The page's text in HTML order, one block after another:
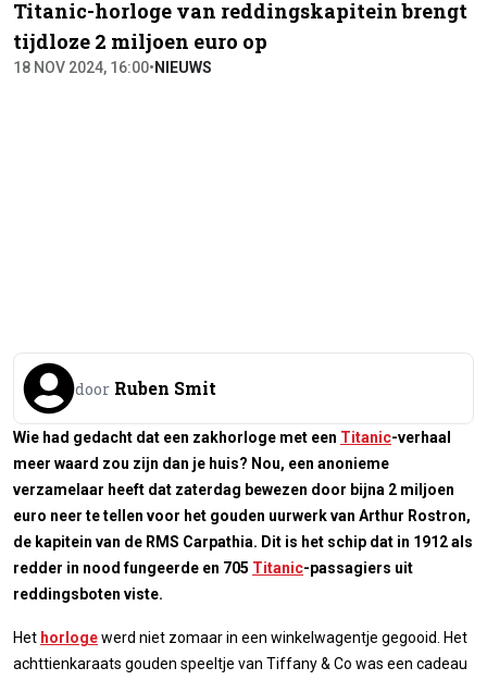
Titanic-horloge van reddingskapitein brengt
tijdloze 2 miljoen euro op
18 NOV 2024, 16:00• NIEUWS
door Ruben Smit
Wie had gedacht dat een zakhorloge met een Titanic-verhaal
meer waard zou zijn dan je huis? Nou, een anonieme
verzamelaar heeft dat zaterdag bewezen door bijna 2 miljoen
euro neer te tellen voor het gouden uurwerk van Arthur Rostron,
de kapitein van de RMS Carpathia. Dit is het schip dat in 1912 als
redder in nood fungeerde en 705 Titanic-passagiers uit
reddingsboten viste.
Het horlogewerd niet zomaar in een winkelwagentje gegooid. Het
achttienkaraats gouden speeltje van Tiffany & Co was een cadeau